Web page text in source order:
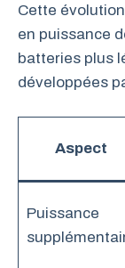
Cette
en puissance
batteries plus
développées
Aspect
Puissance